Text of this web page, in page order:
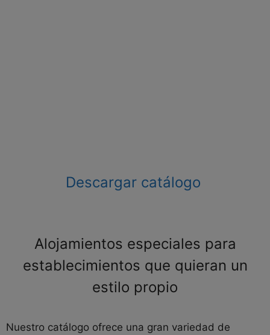
Descargar catálogo
Alojamientos especiales para
establecimientos que quieran un
estilo propio
Nuestro catálogo ofrece una gran variedad de